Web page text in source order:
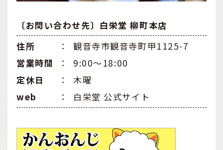
〔お問い合わせ先〕白栄堂 柳町本店
住所
：
観音寺市観音寺町甲1125-7
営業時間
：
9:00〜18:00
定休日
：
木曜
web
： 白栄堂 公式サイト